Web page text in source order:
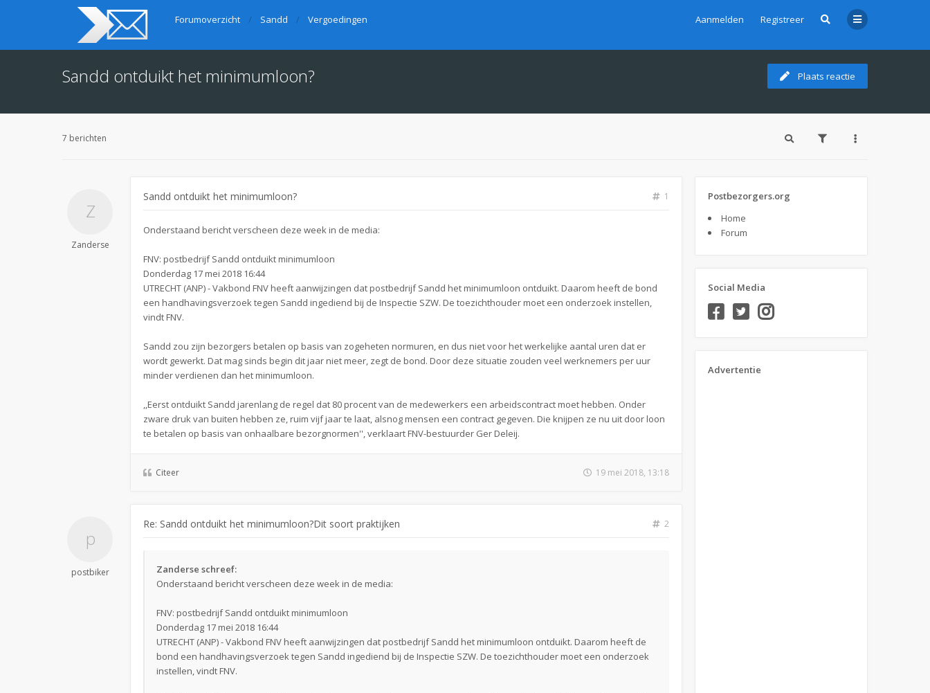
Aanmelden Registreer
Forumoverzicht Sandd Vergoedingen
Sandd ontduikt het minimumloon? Plaats reactie
7 berichten
Zanderse
Sandd ontduikt het minimumloon? 1
Onderstaand bericht verscheen deze week in de media:
FNV: postbedrijf Sandd ontduikt minimumloon
Donderdag 17 mei 2018 16:44
UTRECHT (ANP) - Vakbond FNV heeft aanwijzingen dat postbedrijf Sandd het minimumloon ontduikt. Daarom heeft de bond
een handhavingsverzoek tegen Sandd ingediend bij de Inspectie SZW. De toezichthouder moet een onderzoek instellen,
vindt FNV.
Sandd zou zijn bezorgers betalen op basis van zogeheten normuren, en dus niet voor het werkelijke aantal uren dat er
wordt gewerkt. Dat mag sinds begin dit jaar niet meer, zegt de bond. Door deze situatie zouden veel werknemers per uur
minder verdienen dan het minimumloon.
,,Eerst ontduikt Sandd jarenlang de regel dat 80 procent van de medewerkers een arbeidscontract moet hebben. Onder
zware druk van buiten hebben ze, ruim vijf jaar te laat, alsnog mensen een contract gegeven. Die knijpen ze nu uit door loon
te betalen op basis van onhaalbare bezorgnormen'', verklaart FNV-bestuurder Ger Deleij.
Citeer 19 mei 2018, 13:18
postbiker
Re: Sandd ontduikt het minimumloon?Dit soort praktijken 2
Zanderse schreef:
Onderstaand bericht verscheen deze week in de media:
FNV: postbedrijf Sandd ontduikt minimumloon
Donderdag 17 mei 2018 16:44
UTRECHT (ANP) - Vakbond FNV heeft aanwijzingen dat postbedrijf Sandd het minimumloon ontduikt. Daarom heeft de
bond een handhavingsverzoek tegen Sandd ingediend bij de Inspectie SZW. De toezichthouder moet een onderzoek
instellen, vindt FNV.
Postbezorgers.org
Home
Forum
Social Media
Advertentie